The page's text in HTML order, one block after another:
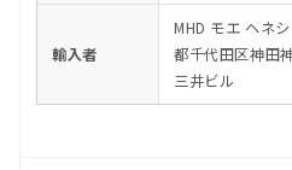
輸入者
MHD モエ ヘネ
都千代田区神田
三井ビル